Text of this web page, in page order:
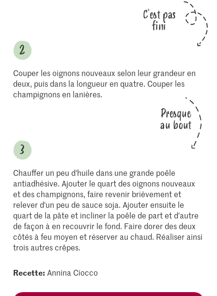
C'est pas
fini
Couper les oignons nouveaux selon leur grandeur en
deux, puis dans la longueur en quatre. Couper les
champignons en lanières.
Presque
au bout
Chauffer un peu d'huile dans une grande poêle
antiadhésive. Ajouter le quart des oignons nouveaux
et des champignons, faire revenir brièvement et
relever d'un peu de sauce soja. Ajouter ensuite le
quart de la pâte et incliner la poêle de part et d'autre
de façon à en recouvrir le fond. Faire dorer des deux
côtés à feu moyen et réserver au chaud. Réaliser ainsi
trois autres crêpes.
Recette: Annina Ciocco